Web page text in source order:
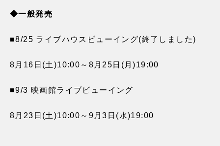
◆一般発売
■8/25 ライブハウスビューイング(終了しました)
8月16日(土)10:00～8月25日(月)19:00
■9/3 映画館ライブビューイング
8月23日(土)10:00～9月3日(水)19:00